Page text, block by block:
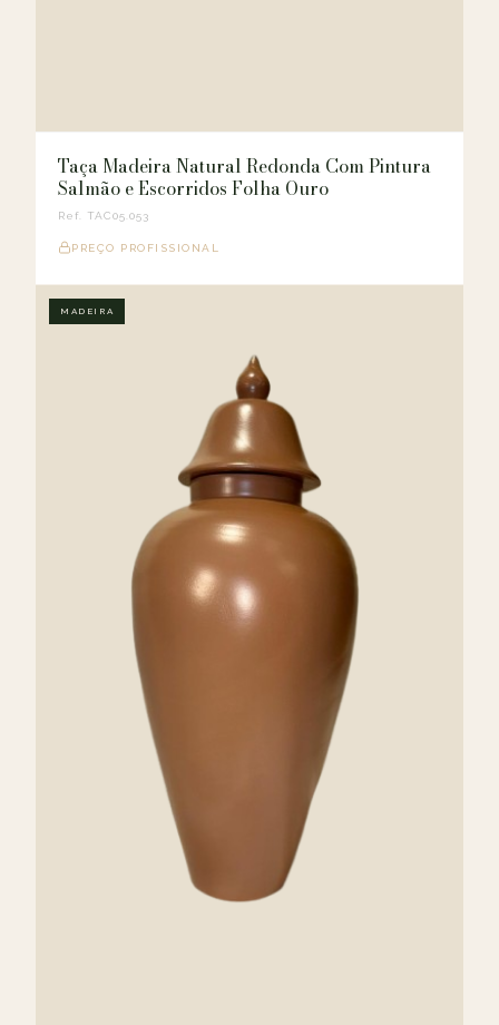
Taça Madeira Natural Redonda Com Pintura
Salmão e Escorridos Folha Ouro
Ref. TAC05.053
PREÇO PROFISSIONAL
MADEIRA